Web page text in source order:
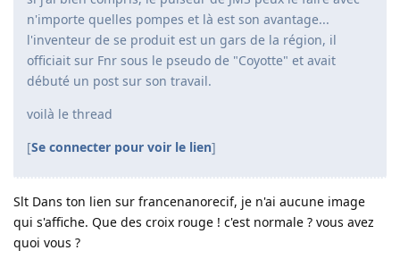
n'importe quelles pompes et là est son avantage...
l'inventeur de se produit est un gars de la région, il
officiait sur Fnr sous le pseudo de "Coyotte" et avait
débuté un post sur son travail.
voilà le thread
[Se connecter pour voir le lien]
Slt Dans ton lien sur francenanorecif, je n'ai aucune image
qui s'affiche. Que des croix rouge ! c'est normale ? vous avez
quoi vous ?